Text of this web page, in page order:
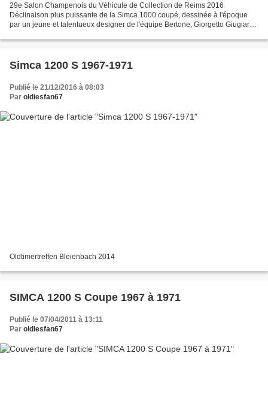
29e Salon Champenois du Véhicule de Collection de Reims 2016
Déclinaison plus puissante de la Simca 1000 coupé, dessinée à l'époque
par un jeune et talentueux designer de l'équipe Bertone, Giorgetto Giugiaro,
Simca 1200 S 1967-1971
Publié le 21/12/2016 à 08:03
Par oldiesfan67
Oldtimertreffen Bleienbach 2014
SIMCA 1200 S Coupe 1967 à 1971
Publié le 07/04/2011 à 13:11
Par oldiesfan67